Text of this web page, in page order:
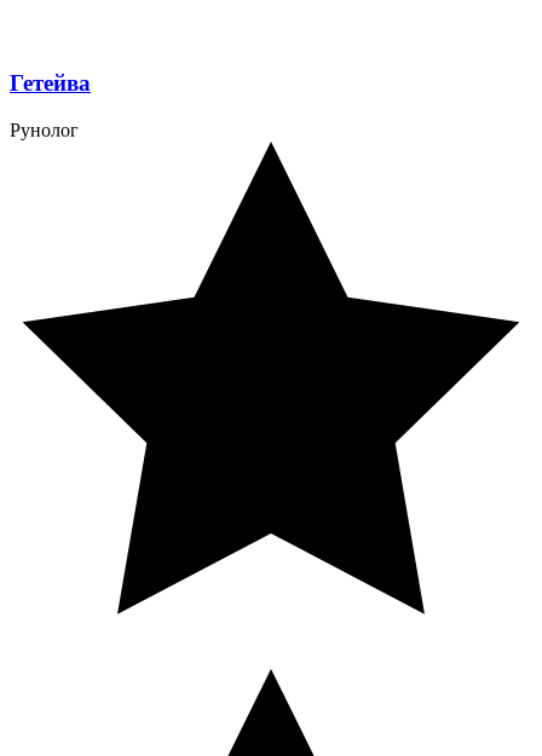
Гетейва
Рунолог